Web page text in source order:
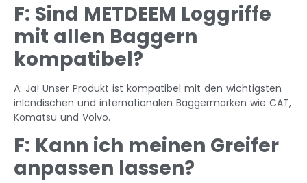
F: Sind METDEEM Loggriffe
mit allen Baggern
kompatibel?
A: Ja! Unser Produkt ist kompatibel mit den wichtigsten
inländischen und internationalen Baggermarken wie CAT,
Komatsu und Volvo.
F: Kann ich meinen Greifer
anpassen lassen?